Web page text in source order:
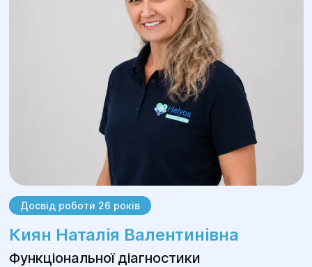
Доплерографія кровоносних судин.
Добове моніторування тиску.
Рекомендована програма діагностики:
Консультація фахівця-кардіолога,
електрокардіограма, ЕхоКГ, моніторування
електрокардіограми, аналіз крові, тест на
витримку навантаження, повторна
Досвід роботи 26 років
Киян Наталія Валентинівна
Функціональної діагностики